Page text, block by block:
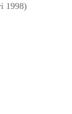
1998)